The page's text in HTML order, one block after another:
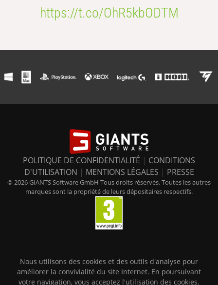
https://t.co/OhR5kbODTM
POLITIQUE DE CONFIDENTIALITÉ | CONDITIONS
D'UTILISATION | MENTIONS LÉGALES | PRESSE
© 2026 GIANTS Software GmbH Tous droits réservés. Toutes les autres
marques sont la propriété de leurs dépositaires respectifs.
Nous utilisons des cookies et des outils d'analyse pour
améliorer la convivialité du site Internet. En poursuivant
votre navigation, vous acceptez l'utilisation des cookies.